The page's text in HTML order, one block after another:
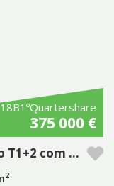
375 000 €
*Copropriedade de Apartamento T1+2 com piscina privativa no empreendimento Pestana Tróia Eco Resort & Residences
2